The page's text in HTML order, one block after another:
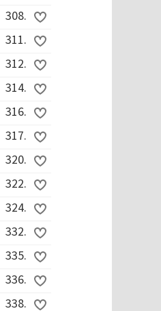
308.
311.
312.
314.
316.
317.
320.
322.
324.
332.
335.
336.
338.